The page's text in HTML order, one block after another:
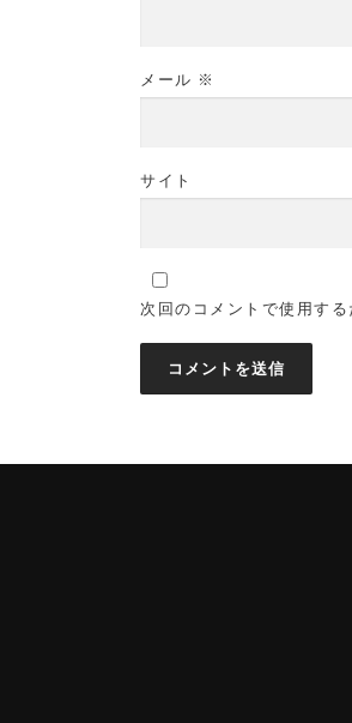
メール ※
サイト
次回のコメントで使用す